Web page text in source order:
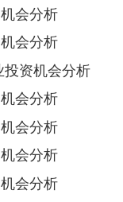
会分析
会分析
投资机会分析
会分析
会分析
会分析
会分析